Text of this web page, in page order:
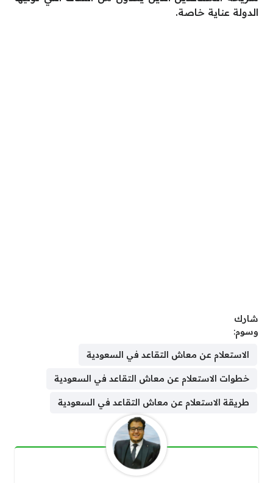
الدولة عناية خاصة.
شارك
وسوم:
الاستعلام عن معاش التقاعد في السعودية
خطوات الاستعلام عن معاش التقاعد في السعودية
طريقة الاستعلام عن معاش التقاعد في السعودية